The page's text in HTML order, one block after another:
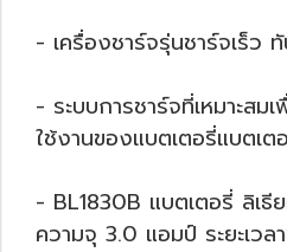
- เครื่องชาร์จรุ่นชาร์จเร็ว
- ระบบการชาร์จที่เหมาะสม
ใช้งานของแบตเตอรี่แบตเต
- BL1830B แบตเตอรี่ ลิเธี
ความจุ 3.0 แอมป์ ระยะเวล